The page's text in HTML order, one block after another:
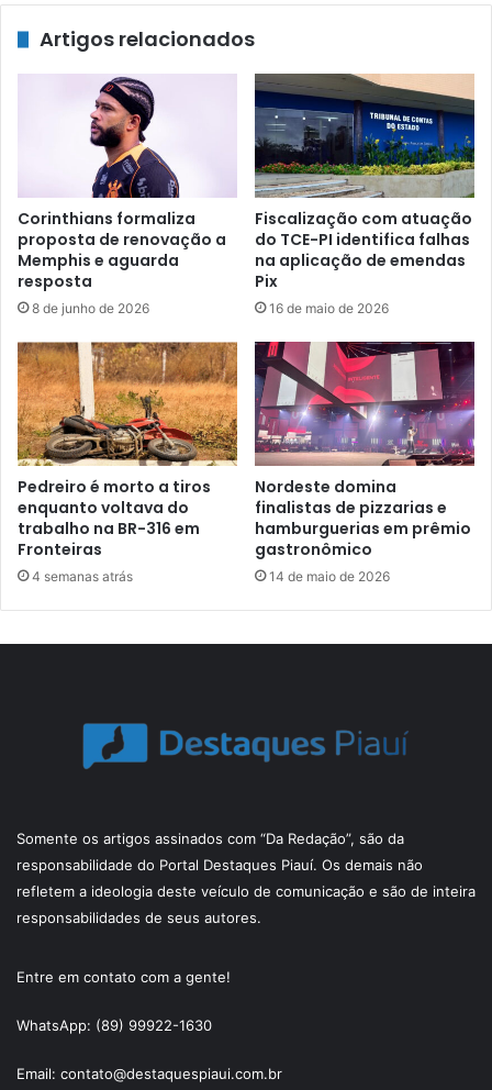
Artigos relacionados
Corinthians formaliza
proposta de renovação a
Memphis e aguarda
resposta
8 de junho de 2026
Fiscalização com atuação
do TCE-PI identifica falhas
na aplicação de emendas
Pix
16 de maio de 2026
Pedreiro é morto a tiros
enquanto voltava do
trabalho na BR-316 em
Fronteiras
4 semanas atrás
Nordeste domina
finalistas de pizzarias e
hamburguerias em prêmio
gastronômico
14 de maio de 2026
Somente os artigos assinados com “Da Redação”, são da
responsabilidade do Portal Destaques Piauí. Os demais não
refletem a ideologia deste veículo de comunicação e são de inteira
responsabilidades de seus autores.
Entre em contato com a gente!
WhatsApp: (89) 99922-1630
Email: contato@destaquespiaui.com.br